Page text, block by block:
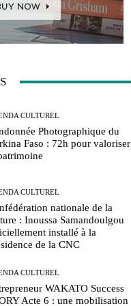
CULTUREL
Photographique du
Faso : 72h pour valoriser
CULTUREL
nationale de la
: Inoussa Samandoulgou
installé à la
de la CNC
CULTUREL
WAKATO Success
Acte 6 : une mobilisation